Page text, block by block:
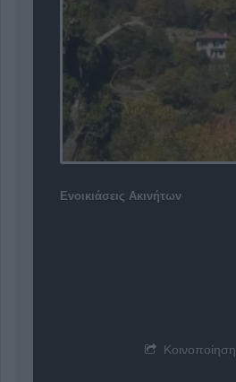
Ενοικιάσεις Ακινήτων
Κοινοποίηση